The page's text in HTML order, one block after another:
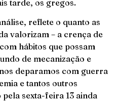
tarde, os gregos.
reflete o quanto as
valorizam – a crença de
hábitos que possam
de mecanização e
deparamos com guerra
e tantos outros
sexta-feira 13 ainda